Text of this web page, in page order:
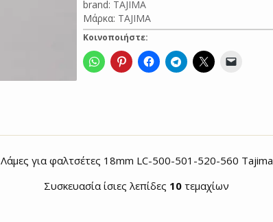
501-
520-
560
ποσότητα
brand: TAJIMA
Μάρκα: TAJIMA
Κοινοποιήστε:
Λάμες για φαλτσέτες 18mm LC-500-501-520-560 Tajima
Συσκευασία ίσιες λεπίδες 10 τεμαχίων